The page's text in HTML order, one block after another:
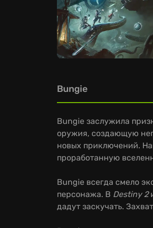
Bungie
Bungie заслужила
оружия, создающую
новых приключений.
проработанную
Bungie всегда смело
персонажа. В Destiny 2
дадут заскучать.